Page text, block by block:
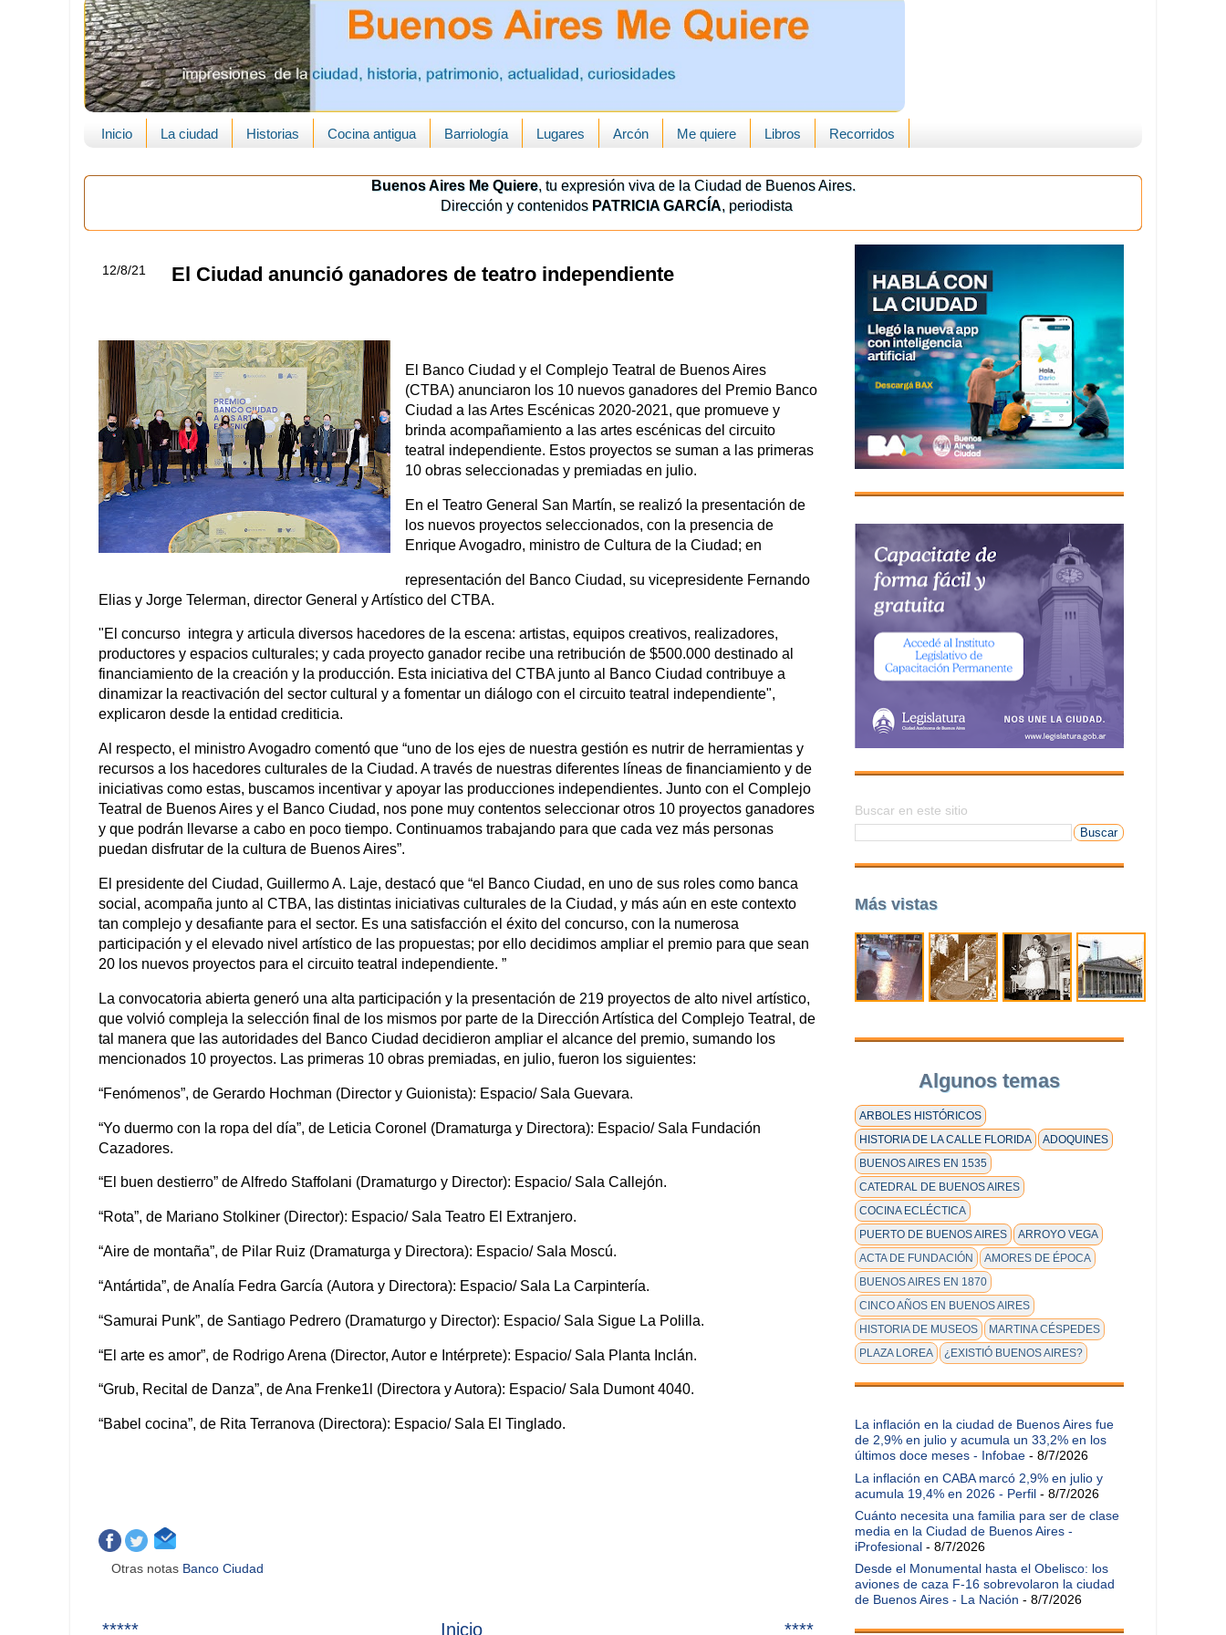
Inicio La ciudad Historias Cocina antigua Barriología Lugares Arcón Me quiere Libros Recorridos
Buenos Aires Me Quiere, tu expresión viva de la Ciudad de Buenos Aires.
Dirección y contenidos PATRICIA GARCÍA, periodista
12/8/21 El Ciudad anunció ganadores de teatro independiente
El Banco Ciudad y el Complejo Teatral de Buenos Aires
(CTBA) anunciaron los 10 nuevos ganadores del Premio Banco
Ciudad a las Artes Escénicas 2020-2021, que promueve y
brinda acompañamiento a las artes escénicas del circuito
teatral independiente. Estos proyectos se suman a las primeras
10 obras seleccionadas y premiadas en julio.
En el Teatro General San Martín, se realizó la presentación de
los nuevos proyectos seleccionados, con la presencia de
Enrique Avogadro, ministro de Cultura de la Ciudad; en
representación del Banco Ciudad, su vicepresidente Fernando
Elias y Jorge Telerman, director General y Artístico del CTBA.
"El concurso integra y articula diversos hacedores de la escena: artistas, equipos creativos, realizadores,
productores y espacios culturales; y cada proyecto ganador recibe una retribución de $500.000 destinado al
financiamiento de la creación y la producción. Esta iniciativa del CTBA junto al Banco Ciudad contribuye a
dinamizar la reactivación del sector cultural y a fomentar un diálogo con el circuito teatral independiente",
explicaron desde la entidad crediticia.
Al respecto, el ministro Avogadro comentó que “uno de los ejes de nuestra gestión es nutrir de herramientas y
recursos a los hacedores culturales de la Ciudad. A través de nuestras diferentes líneas de financiamiento y de
iniciativas como estas, buscamos incentivar y apoyar las producciones independientes. Junto con el Complejo
Teatral de Buenos Aires y el Banco Ciudad, nos pone muy contentos seleccionar otros 10 proyectos ganadores
y que podrán llevarse a cabo en poco tiempo. Continuamos trabajando para que cada vez más personas
puedan disfrutar de la cultura de Buenos Aires”.
El presidente del Ciudad, Guillermo A. Laje, destacó que “el Banco Ciudad, en uno de sus roles como banca
social, acompaña junto al CTBA, las distintas iniciativas culturales de la Ciudad, y más aún en este contexto
tan complejo y desafiante para el sector. Es una satisfacción el éxito del concurso, con la numerosa
participación y el elevado nivel artístico de las propuestas; por ello decidimos ampliar el premio para que sean
20 los nuevos proyectos para el circuito teatral independiente. ”
La convocatoria abierta generó una alta participación y la presentación de 219 proyectos de alto nivel artístico,
que volvió compleja la selección final de los mismos por parte de la Dirección Artística del Complejo Teatral, de
tal manera que las autoridades del Banco Ciudad decidieron ampliar el alcance del premio, sumando los
mencionados 10 proyectos. Las primeras 10 obras premiadas, en julio, fueron los siguientes:
“Fenómenos”, de Gerardo Hochman (Director y Guionista): Espacio/ Sala Guevara.
“Yo duermo con la ropa del día”, de Leticia Coronel (Dramaturga y Directora): Espacio/ Sala Fundación
Cazadores.
“El buen destierro” de Alfredo Staffolani (Dramaturgo y Director): Espacio/ Sala Callejón.
“Rota”, de Mariano Stolkiner (Director): Espacio/ Sala Teatro El Extranjero.
“Aire de montaña”, de Pilar Ruiz (Dramaturga y Directora): Espacio/ Sala Moscú.
“Antártida”, de Analía Fedra García (Autora y Directora): Espacio/ Sala La Carpintería.
“Samurai Punk”, de Santiago Pedrero (Dramaturgo y Director): Espacio/ Sala Sigue La Polilla.
“El arte es amor”, de Rodrigo Arena (Director, Autor e Intérprete): Espacio/ Sala Planta Inclán.
“Grub, Recital de Danza”, de Ana Frenke1l (Directora y Autora): Espacio/ Sala Dumont 4040.
“Babel cocina”, de Rita Terranova (Directora): Espacio/ Sala El Tinglado.
Otras notas Banco Ciudad
***** ****
Inicio
Buscar en este sitio
Más vistas
Algunos temas
ARBOLES HISTÓRICOS
HISTORIA DE LA CALLE FLORIDA
ADOQUINES
BUENOS AIRES EN 1535
CATEDRAL DE BUENOS AIRES
COCINA ECLÉCTICA
PUERTO DE BUENOS AIRES
ARROYO VEGA
ACTA DE FUNDACIÓN
AMORES DE ÉPOCA
BUENOS AIRES EN 1870
CINCO AÑOS EN BUENOS AIRES
HISTORIA DE MUSEOS
MARTINA CÉSPEDES
PLAZA LOREA
¿EXISTIÓ BUENOS AIRES?
La inflación en la ciudad de Buenos Aires fue
de 2,9% en julio y acumula un 33,2% en los
últimos doce meses - Infobae - 8/7/2026
La inflación en CABA marcó 2,9% en julio y
acumula 19,4% en 2026 - Perfil - 8/7/2026
Cuánto necesita una familia para ser de clase
media en la Ciudad de Buenos Aires -
iProfesional - 8/7/2026
Desde el Monumental hasta el Obelisco: los
aviones de caza F-16 sobrevolaron la ciudad
de Buenos Aires - La Nación - 8/7/2026